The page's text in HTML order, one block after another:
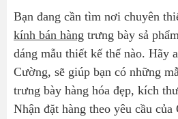
Bạn đang cần tìm nơi chuyên
kính bán hàng trưng bày sả
dáng mẫu thiết kế thế nào. Hãy
Cường, sẽ giúp bạn có những
trưng bày hàng hóa đẹp, kích
Nhận đặt hàng theo yêu cầu